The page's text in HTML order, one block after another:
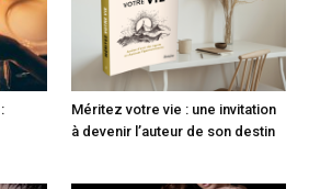
Méritez votre vie : une invitation
à devenir l’auteur de son destin